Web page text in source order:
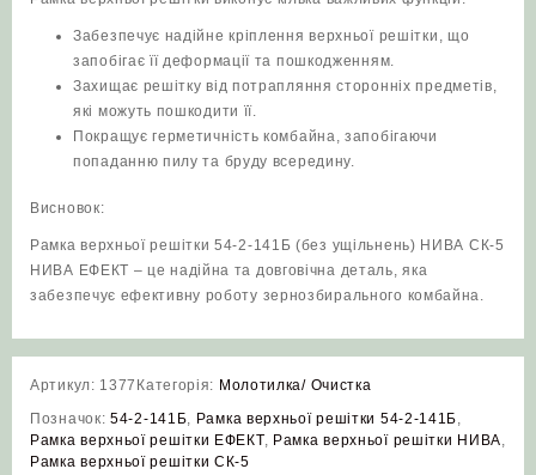
Забезпечує надійне кріплення верхньої решітки, що
запобігає її деформації та пошкодженням.
Захищає решітку від потрапляння сторонніх предметів,
які можуть пошкодити її.
Покращує герметичність комбайна, запобігаючи
попаданню пилу та бруду всередину.
Висновок:
Рамка верхньої решітки 54-2-141Б (без ущільнень) НИВА СК-5
НИВА ЕФЕКТ – це надійна та довговічна деталь, яка
забезпечує ефективну роботу зернозбирального комбайна.
Артикул: 1377 Категорія: Молотилка/ Очистка
Позначок: 54-2-141Б, Рамка верхньої решітки 54-2-141Б,
Рамка верхньої решітки ЕФЕКТ, Рамка верхньої решітки НИВА,
Рамка верхньої решітки СК-5